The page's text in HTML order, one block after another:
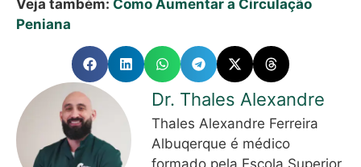
Veja também: Como Aumentar a Circulação
Peniana
Dr. Thales Alexandre
Thales Alexandre Ferreira
Albuqerque é médico